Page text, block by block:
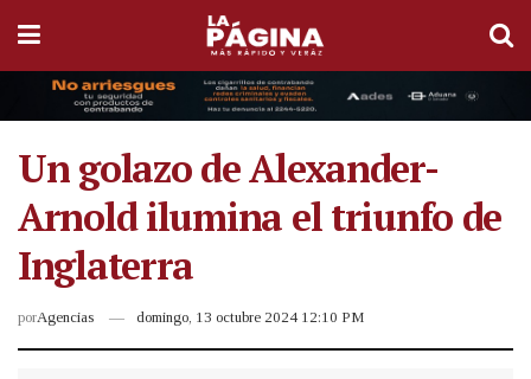
Un golazo de Alexander-
Arnold ilumina el triunfo de
Inglaterra
porAgencias domingo, 13 octubre 2024 12:10 PM